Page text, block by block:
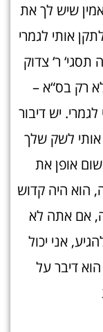
שיש לך את
אותי לגמרי
ר‘ צדוק
רק בס“א –
יש דיבור
לשק שלך
אופן את
הוא היה קדוש
אם אתה לא
אני יכול
דיבר על